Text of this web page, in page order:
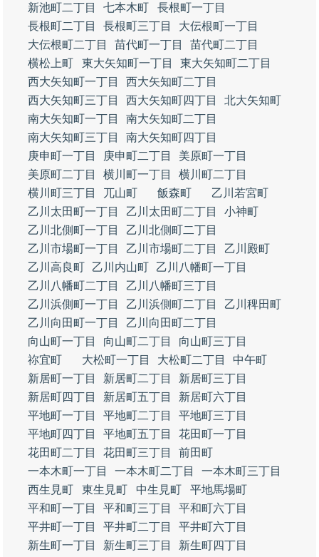
新池町二丁目 七本木町
長根町一丁目
長根町二丁目
長根町三丁目
大伝根町一丁目
大伝根町二丁目
苗代町一丁目
苗代町二丁目
横松上町
東大矢知町一丁目
東大矢知町二丁目
西大矢知町一丁目
西大矢知町二丁目
西大矢知町三丁目
西大矢知町四丁目
北大矢知町
南大矢知町一丁目
南大矢知町二丁目
南大矢知町三丁目
南大矢知町四丁目
庚申町一丁目
庚申町二丁目
美原町一丁目
美原町二丁目
横川町一丁目
横川町二丁目
横川町三丁目
兀山町 飯森町
乙川若宮町
乙川太田町一丁目
乙川太田町二丁目
小神町
乙川北側町一丁目
乙川北側町二丁目
乙川市場町一丁目
乙川市場町二丁目
乙川殿町
乙川高良町
乙川内山町
乙川八幡町一丁目
乙川八幡町二丁目
乙川八幡町三丁目
乙川浜側町一丁目
乙川浜側町二丁目
乙川稗田町
乙川向田町一丁目
乙川向田町二丁目
向山町一丁目
向山町二丁目
向山町三丁目
祢宜町
大松町一丁目 大松町二丁目
中午町
新居町一丁目
新居町二丁目
新居町三丁目
新居町四丁目
新居町五丁目
新居町六丁目
平地町一丁目
平地町二丁目
平地町三丁目
平地町四丁目
平地町五丁目
花田町一丁目
花田町二丁目
花田町三丁目
前田町
一本木町一丁目
一本木町二丁目
一本木町三丁目
西生見町
東生見町 中生見町
平地馬場町
平和町一丁目
平和町三丁目
平和町六丁目
平井町一丁目
平井町二丁目
平井町六丁目
新生町一丁目
新生町三丁目
新生町四丁目